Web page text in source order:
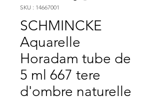
SKU : 14667001
SCHMINCKE
Aquarelle
Horadam tube de
5 ml 667 tere
d'ombre naturelle